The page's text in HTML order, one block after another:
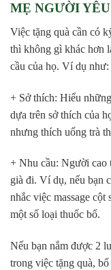
MẸ NGƯỜI YÊU
Việc tặng quà cần có
thì không gì khác hơn
cầu của họ. Ví dụ như:
+ Sở thích: Hiểu
dựa trên sở thích của
nhưng thích uống trà
+ Nhu cầu: Người cao
già đi. Ví dụ, nếu bạn
nhắc việc massage cột
một số loại thuốc bổ.
Nếu bạn nắm được 2
trong việc tặng quà,